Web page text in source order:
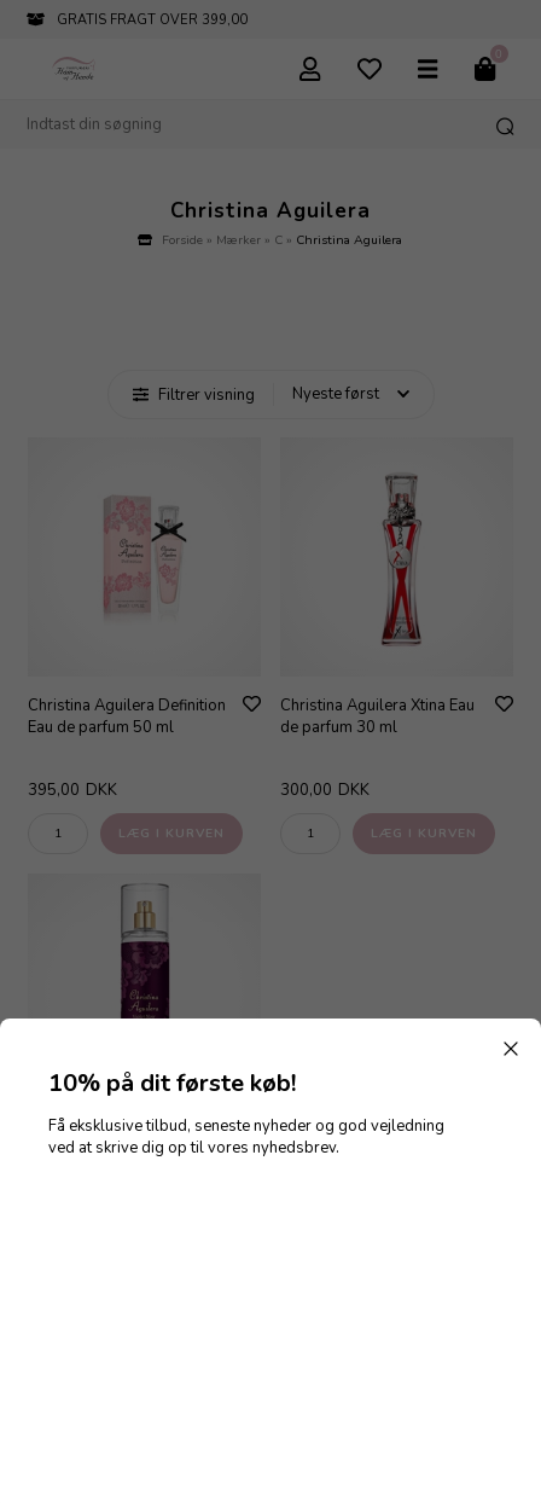
GRATIS FRAGT OVER 399,00
0
Christina Aguilera
Forside » Mærker » C » Christina Aguilera
Filtrer visning
Christina Aguilera Definition
Eau de parfum 50 ml
395,00 DKK
Christina Aguilera Xtina Eau
de parfum 30 ml
300,00 DKK
Christina Aguilera Violet
Noir Fragrance mist 236 ml
10% på dit første køb!
Få eksklusive tilbud, seneste nyheder og god vejledning
ved at skrive dig op til vores nyhedsbrev.